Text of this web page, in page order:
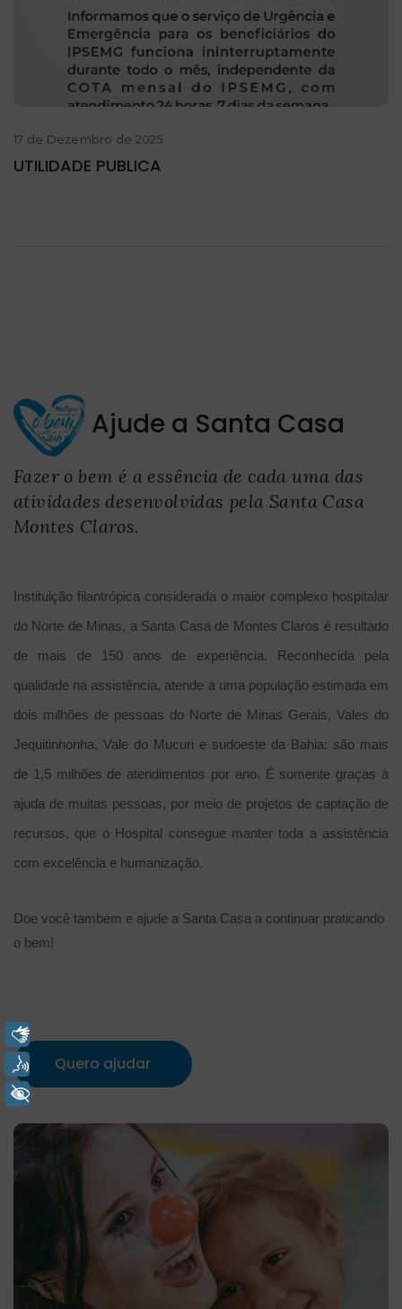
17 de Dezembro de 2025
UTILIDADE PUBLICA
Ajude a Santa Casa
Fazer o bem é a essência de cada uma das
atividades desenvolvidas pela Santa Casa
Montes Claros.
Instituição filantrópica considerada o maior complexo hospitalar
do Norte de Minas, a Santa Casa de Montes Claros é resultado
de mais de 150 anos de experiência. Reconhecida pela
qualidade na assistência, atende a uma população estimada em
dois milhões de pessoas do Norte de Minas Gerais, Vales do
Jequitinhonha, Vale do Mucuri e sudoeste da Bahia: são mais
de 1,5 milhões de atendimentos por ano. É somente graças à
ajuda de muitas pessoas, por meio de projetos de captação de
recursos, que o Hospital consegue manter toda a assistência
com excelência e humanização.
Doe você também e ajude a Santa Casa a continuar praticando
o bem!
Quero ajudar
Voz
+ Acessibilidade